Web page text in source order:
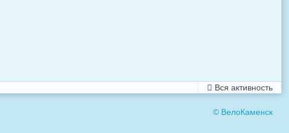
Вся активность
© ВелоКаменск